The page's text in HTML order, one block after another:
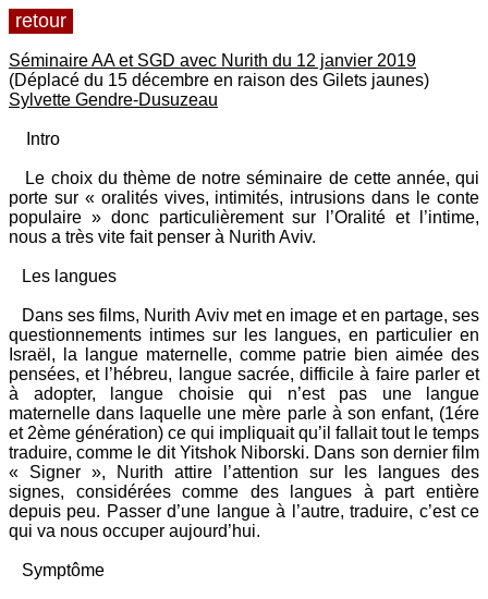
retour
Séminaire AA et SGD avec Nurith du 12 janvier 2019
(Déplacé du 15 décembre en raison des Gilets jaunes)
Sylvette Gendre-Dusuzeau
Intro
Le choix du thème de notre séminaire de cette année, qui
porte sur « oralités vives, intimités, intrusions dans le conte
populaire » donc particulièrement sur l’Oralité et l’intime,
nous a très vite fait penser à Nurith Aviv.
Les langues
Dans ses films, Nurith Aviv met en image et en partage, ses
questionnements intimes sur les langues, en particulier en
Israël, la langue maternelle, comme patrie bien aimée des
pensées, et l’hébreu, langue sacrée, difficile à faire parler et
à adopter, langue choisie qui n’est pas une langue
maternelle dans laquelle une mère parle à son enfant, (1ére
et 2ème génération) ce qui impliquait qu’il fallait tout le temps
traduire, comme le dit Yitshok Niborski. Dans son dernier film
« Signer », Nurith attire l’attention sur les langues des
signes, considérées comme des langues à part entière
depuis peu. Passer d’une langue à l’autre, traduire, c’est ce
qui va nous occuper aujourd’hui.
Symptôme